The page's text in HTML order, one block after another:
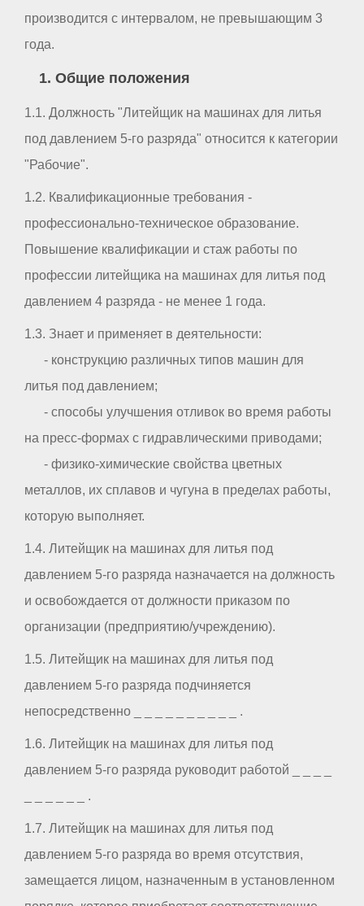
производится с интервалом, не превышающим 3
года.
1. Общие положения
1.1. Должность "Литейщик на машинах для литья
под давлением 5-го разряда" относится к категории
"Рабочие".
1.2. Квалификационные требования -
профессионально-техническое образование.
Повышение квалификации и стаж работы по
профессии литейщика на машинах для литья под
давлением 4 разряда - не менее 1 года.
1.3. Знает и применяет в деятельности:
- конструкцию различных типов машин для
литья под давлением;
- способы улучшения отливок во время работы
на пресс-формах с гидравлическими приводами;
- физико-химические свойства цветных
металлов, их сплавов и чугуна в пределах работы,
которую выполняет.
1.4. Литейщик на машинах для литья под
давлением 5-го разряда назначается на должность
и освобождается от должности приказом по
организации (предприятию/учреждению).
1.5. Литейщик на машинах для литья под
давлением 5-го разряда подчиняется
непосредственно _ _ _ _ _ _ _ _ _ _ .
1.6. Литейщик на машинах для литья под
давлением 5-го разряда руководит работой _ _ _ _
_ _ _ _ _ _ .
1.7. Литейщик на машинах для литья под
давлением 5-го разряда во время отсутствия,
замещается лицом, назначенным в установленном